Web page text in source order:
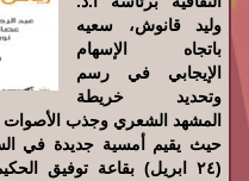
وليد قانوش، سعيه
باتجاه الإسهام
الإيجابي في رسم
وتحديد خريطة
المشهد الشعري وجذب الأصوات
حيث يقيم أمسية جديدة في
(٢٤ ابريل) بقاعة توفيق